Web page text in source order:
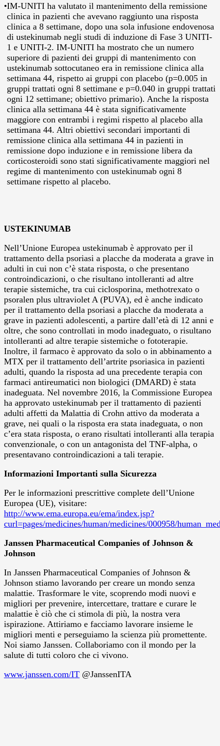
•IM-UNITI ha valutato il mantenimento della remissione
clinica in pazienti che avevano raggiunto una risposta
clinica a 8 settimane, dopo una sola infusione endovenosa
di ustekinumab negli studi di induzione di Fase 3 UNITI-
1 e UNITI-2. IM-UNITI ha mostrato che un numero
superiore di pazienti dei gruppi di mantenimento con
ustekinumab sottocutaneo era in remissione clinica alla
settimana 44, rispetto ai gruppi con placebo (p=0.005 in
gruppi trattati ogni 8 settimane e p=0.040 in gruppi trattati
ogni 12 settimane; obiettivo primario). Anche la risposta
clinica alla settimana 44 è stata significativamente
maggiore con entrambi i regimi rispetto al placebo alla
settimana 44. Altri obiettivi secondari importanti di
remissione clinica alla settimana 44 in pazienti in
remissione dopo induzione e in remissione libera da
corticosteroidi sono stati significativamente maggiori nel
regime di mantenimento con ustekinumab ogni 8
settimane rispetto al placebo.
USTEKINUMAB
Nell’Unione Europea ustekinumab è approvato per il
trattamento della psoriasi a placche da moderata a grave in
adulti in cui non c’è stata risposta, o che presentano
controindicazioni, o che risultano intolleranti ad altre
terapie sistemiche, tra cui ciclosporina, methotrexato o
psoralen plus ultraviolet A (PUVA), ed è anche indicato
per il trattamento della psoriasi a placche da moderata a
grave in pazienti adolescenti, a partire dall’età di 12 anni e
oltre, che sono controllati in modo inadeguato, o risultano
intolleranti ad altre terapie sistemiche o fototerapie.
Inoltre, il farmaco è approvato da solo o in abbinamento a
MTX per il trattamento dell’artrite psoriasica in pazienti
adulti, quando la risposta ad una precedente terapia con
farmaci antireumatici non biologici (DMARD) è stata
inadeguata. Nel novembre 2016, la Commissione Europea
ha approvato ustekinumab per il trattamento di pazienti
adulti affetti da Malattia di Crohn attivo da moderata a
grave, nei quali o la risposta era stata inadeguata, o non
c’era stata risposta, o erano risultati intolleranti alla terapia
convenzionale, o con un antagonista del TNF-alpha, o
presentavano controindicazioni a tali terapie.
Informazioni Importanti sulla Sicurezza
Per le informazioni prescrittive complete dell’Unione
Europea (UE), visitare:
http://www.ema.europa.eu/ema/index.jsp?
curl=pages/medicines/human/medicines/000958/
Janssen Pharmaceutical Companies of Johnson &
Johnson
In Janssen Pharmaceutical Companies of Johnson &
Johnson stiamo lavorando per creare un mondo senza
malattie. Trasformare le vite, scoprendo modi nuovi e
migliori per prevenire, intercettare, trattare e curare le
malattie è ciò che ci stimola di più, la nostra vera
ispirazione. Attiriamo e facciamo lavorare insieme le
migliori menti e perseguiamo la scienza più promettente.
Noi siamo Janssen. Collaboriamo con il mondo per la
salute di tutti coloro che ci vivono.
www.janssen.com/IT @JanssenITA